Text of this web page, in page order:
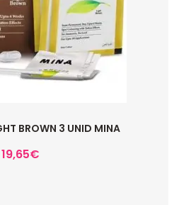
BROWN 3 UNID MINA
19,65€